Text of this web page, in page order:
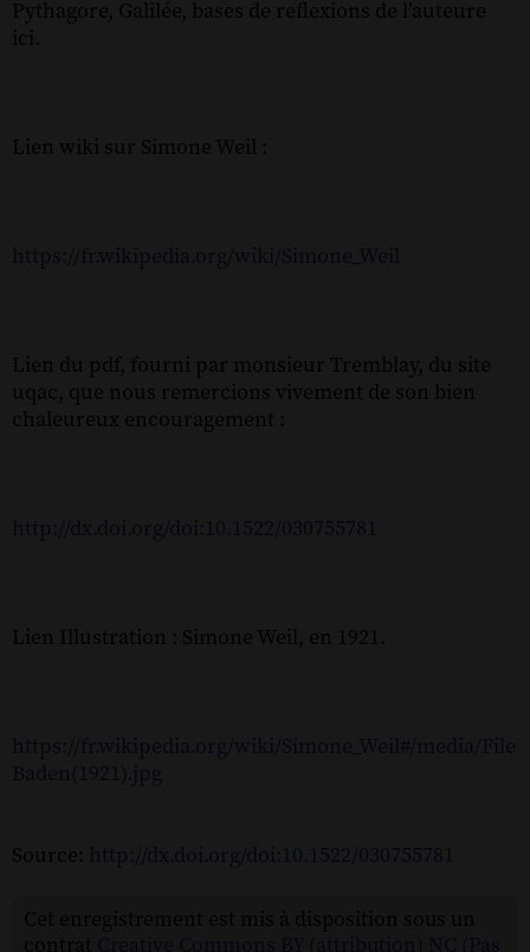
Pythagore, Galilée, bases de reflexions de l’auteure
ici.
Lien wiki sur Simone Weil :
Lien du pdf, fourni par monsieur Tremblay, du site
uqac, que nous remercions vivement de son bien
chaleureux encouragement :
Lien Illustration : Simone Weil, en 1921.
Source: